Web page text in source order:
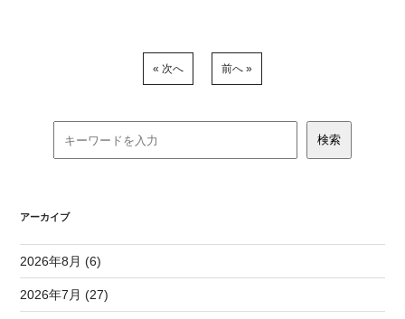
« 次へ 前へ »
アーカイブ
2026年8月 (6)
2026年7月 (27)